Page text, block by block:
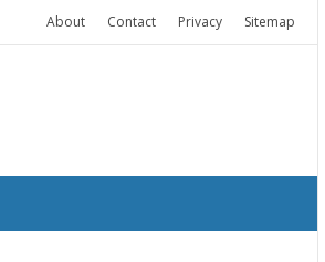
About Contact Privacy Sitemap